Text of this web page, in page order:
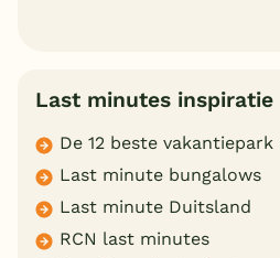
Last minutes inspiratie
De 12 beste vakantiepark
Last minute bungalows
Last minute Duitsland
RCN last minutes